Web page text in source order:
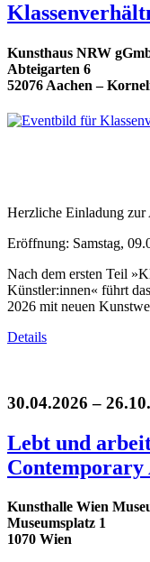
Kunsthaus NRW
Abteigarten 6
52076 Aachen –
Herzliche Einladung zur
Eröffnung: Samstag,
Nach dem ersten Teil
Künstler:innen« führt
2026 mit neuen
Details
30.04.2026 –
Lebt und
Kunsthalle Wien
Museumsplatz 1
1070 Wien